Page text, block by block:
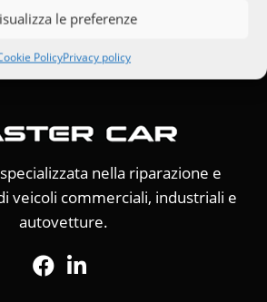
le preferenze
PolicyPrivacy policy
nella riparazione e
veicoli commerciali, industriali e
autovetture.